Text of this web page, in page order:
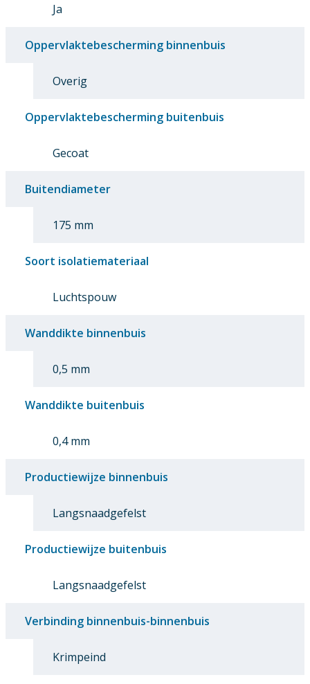
Ja
Oppervlaktebescherming binnenbuis
Overig
Oppervlaktebescherming buitenbuis
Gecoat
Buitendiameter
175 mm
Soort isolatiemateriaal
Luchtspouw
Wanddikte binnenbuis
0,5 mm
Wanddikte buitenbuis
0,4 mm
Productiewijze binnenbuis
Langsnaadgefelst
Productiewijze buitenbuis
Langsnaadgefelst
Verbinding binnenbuis-binnenbuis
Krimpeind